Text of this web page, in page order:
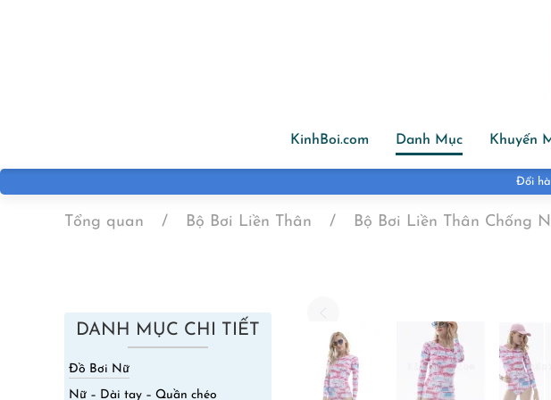
KinhBoi.com Danh Mục Khuyến
Đổi
Tổng quan Bộ Bơi Liền Thân Bộ Bơi Liền Thân Chống
DANH MỤC CHI TIẾT
Đồ Bơi Nữ
Nữ – Dài tay – Quần chéo